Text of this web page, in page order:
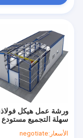
مسكن
منتجات
أشرطة فيديو
عرض الواقع
ورشة عمل هيكل
سهلة التجميع مستودع
معدني جاهز مقاوم
الأسعار:negotiate